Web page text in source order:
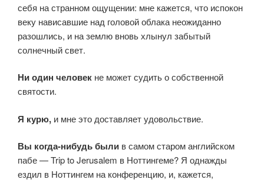
себя на странном ощущении: мне кажется, что испокон
веку нависавшие над головой облака неожиданно
разошлись, и на землю вновь хлынул забытый
солнечный свет.
Ни один человек не может судить о собственной
святости.
Я курю, и мне это доставляет удовольствие.
Вы когда-нибудь были в самом старом английском
пабе — Trip to Jerusalem в Ноттингеме? Я однажды
ездил в Ноттингем на конференцию, и, кажется,